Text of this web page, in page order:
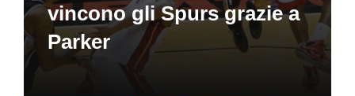
vincono gli Spurs grazie a
Parker